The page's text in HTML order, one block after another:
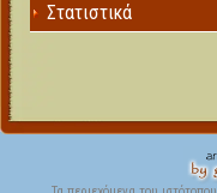
Στατιστικά